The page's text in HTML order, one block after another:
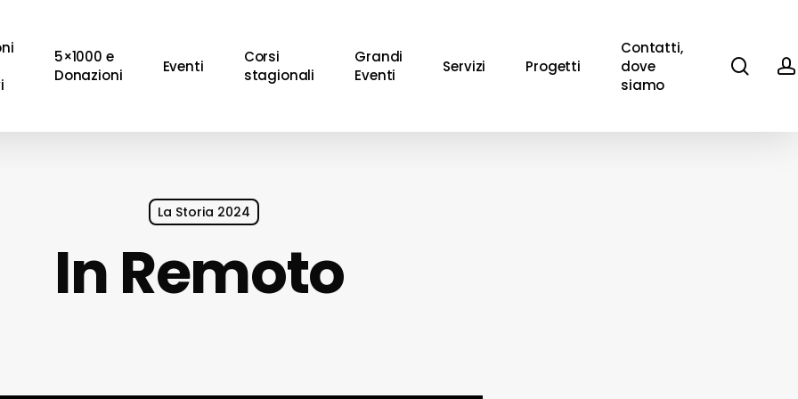
5×1000 e
Donazioni
Eventi
Corsi
stagionali
Grandi
Eventi
Servizi Progetti
Contatti,
dove
siamo
La Storia 2024
In Remoto